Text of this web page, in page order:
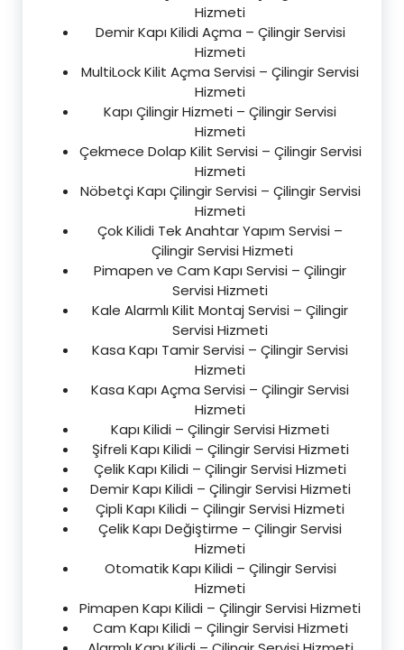
Hizmeti
Demir Kapı Kilidi Açma – Çilingir Servisi
Hizmeti
MultiLock Kilit Açma Servisi – Çilingir Servisi
Hizmeti
Kapı Çilingir Hizmeti – Çilingir Servisi
Hizmeti
Çekmece Dolap Kilit Servisi – Çilingir Servisi
Hizmeti
Nöbetçi Kapı Çilingir Servisi – Çilingir Servisi
Hizmeti
Çok Kilidi Tek Anahtar Yapım Servisi –
Çilingir Servisi Hizmeti
Pimapen ve Cam Kapı Servisi – Çilingir
Servisi Hizmeti
Kale Alarmlı Kilit Montaj Servisi – Çilingir
Servisi Hizmeti
Kasa Kapı Tamir Servisi – Çilingir Servisi
Hizmeti
Kasa Kapı Açma Servisi – Çilingir Servisi
Hizmeti
Kapı Kilidi – Çilingir Servisi Hizmeti
Şifreli Kapı Kilidi – Çilingir Servisi Hizmeti
Çelik Kapı Kilidi – Çilingir Servisi Hizmeti
Demir Kapı Kilidi – Çilingir Servisi Hizmeti
Çipli Kapı Kilidi – Çilingir Servisi Hizmeti
Çelik Kapı Değiştirme – Çilingir Servisi
Hizmeti
Otomatik Kapı Kilidi – Çilingir Servisi
Hizmeti
Pimapen Kapı Kilidi – Çilingir Servisi Hizmeti
Cam Kapı Kilidi – Çilingir Servisi Hizmeti